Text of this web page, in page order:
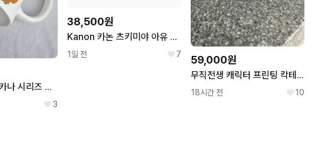
[ 포켓몬 ] 카타카나 시리즈 이브이 머그컵
3
38,500원
Kanon 카논 츠키미야 아유 머그컵
1일 전 7 59,000원
무직전생 캐릭터 프린팅 칵테일 잔 + 머그컵
18시간 전 10